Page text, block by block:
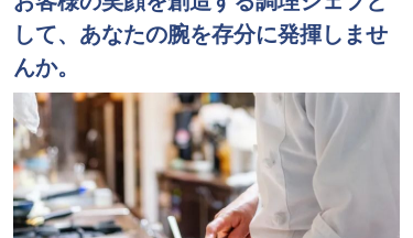
して、あなたの腕を存分に発揮しませ
んか。